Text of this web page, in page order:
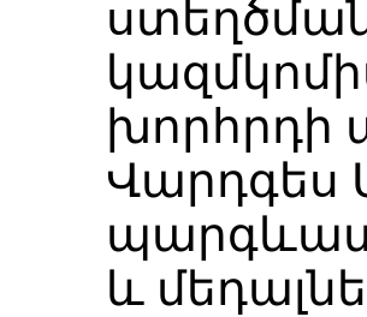
ստեղծման
խորհրդի
Վարդգես
և